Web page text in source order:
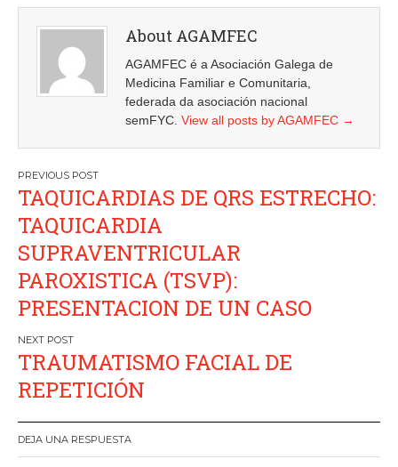
About AGAMFEC
AGAMFEC é a Asociación Galega de
Medicina Familiar e Comunitaria,
federada da asociación nacional
semFYC. View all posts by AGAMFEC →
Navegación
de
entradas
TAQUICARDIAS DE QRS ESTRECHO:
TAQUICARDIA
SUPRAVENTRICULAR
PAROXISTICA (TSVP):
PRESENTACION DE UN CASO
TRAUMATISMO FACIAL DE
REPETICIÓN
DEJA UNA RESPUESTA